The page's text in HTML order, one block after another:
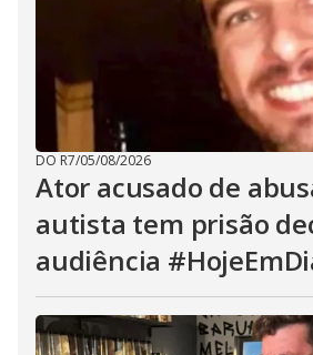
DO R7/05/08/2026
Ator acusado de
autista tem prisão
audiência